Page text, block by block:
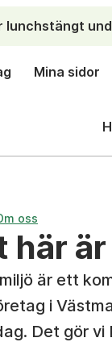
lunchstängt
Mina sidor
oss
här
är ett
i
Det gör